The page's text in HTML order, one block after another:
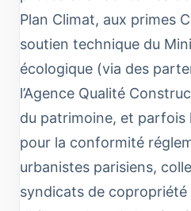
Plan Climat, aux primes
soutien technique du
écologique (via des
l’Agence Qualité
du patrimoine, et parfois
pour la conformité
urbanistes parisiens,
syndicats de copropriété